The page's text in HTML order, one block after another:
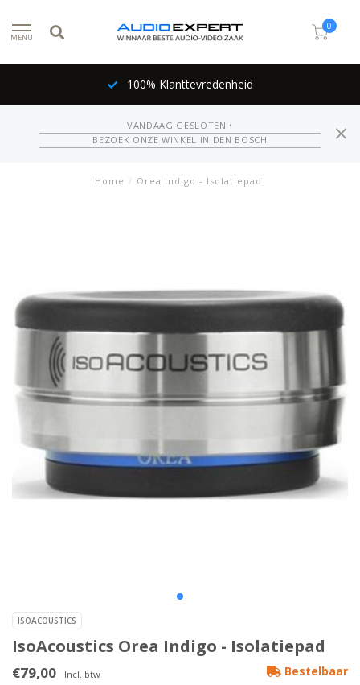
MENU
0
100% Klanttevredenheid
VANDAAG GESLOTEN •
BEZOEK ONZE WINKEL IN DEN BOSCH
Home / Orea Indigo - Isolatiepad
ISOACOUSTICS
IsoAcoustics Orea Indigo - Isolatiepad
€79,00 Incl. btw Bestelbaar